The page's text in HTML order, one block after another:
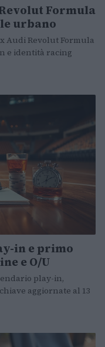
Formula
urbano
Audi Revolut Formula
e identità racing
in e primo
e O/U
play-in,
aggiornate al 13